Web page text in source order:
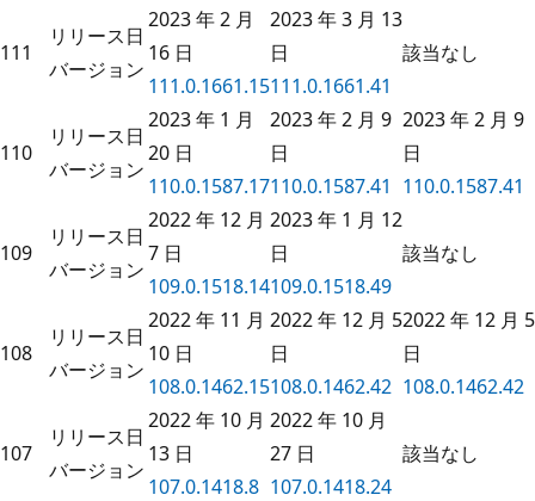
111
リリース日
バージョン
2023 年 2 月
16 日
111.0.1661.15
2023 年 3 月 13
日
111.0.1661.41
該当なし
110
リリース日
バージョン
2023 年 1 月
20 日
110.0.1587.17
2023 年 2 月 9
日
110.0.1587.41
2023 年 2 月 9
日
110.0.1587.41
109
リリース日
バージョン
2022 年 12 月
7 日
109.0.1518.14
2023 年 1 月 12
日
109.0.1518.49
該当なし
108
リリース日
バージョン
2022 年 11 月
10 日
108.0.1462.15
2022 年 12 月 5
日
108.0.1462.42
2022 年 12 月 5
日
108.0.1462.42
107
リリース日
バージョン
2022 年 10 月
13 日
107.0.1418.8
2022 年 10 月
27 日
107.0.1418.24
該当なし